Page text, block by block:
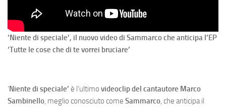
‘Niente di speciale’, il nuovo video di Sammarco che anticipa l’EP
‘Tutte le cose che di te vorrei bruciare’
‘Niente di speciale’ è l’ultimo videoclip del cantautore Marco
Sambinello, meglio conosciuto come Sammarco, che anticipa il